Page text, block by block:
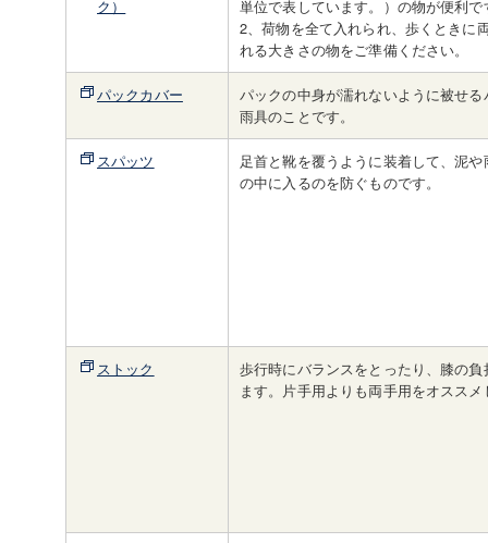
ク）
単位で表しています。）の物が便利で
2、荷物を全て入れられ、歩くときに
れる大きさの物をご準備ください。
パックカバー
パックの中身が濡れないように被せ
雨具のことです。
スパッツ
足首と靴を覆うように装着して、泥
の中に入るのを防ぐものです。
ストック
歩行時にバランスをとったり、膝の
ます。片手用よりも両手用をオスス